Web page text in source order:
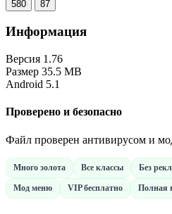
580 87
Информация
Версия 1.76
Размер 35.5 MB
Android 5.1
Проверено и безопасно
Файл проверен антивирусом и
Много золота Все классы Без
Мод меню VIP бесплатно Полная